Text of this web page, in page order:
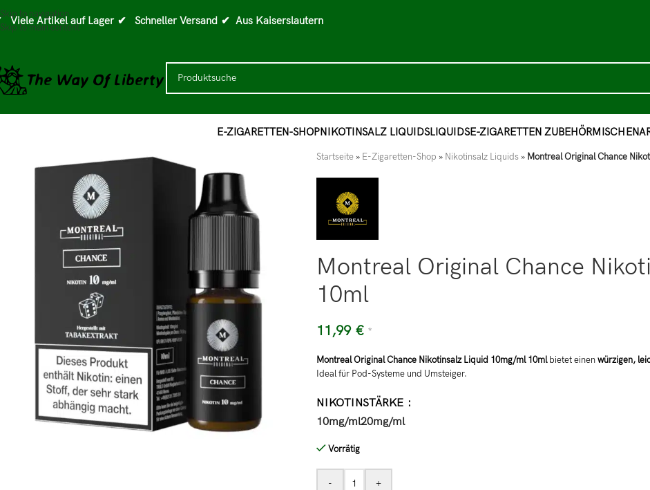
Skip to navigation
Skip to main content
Viele Artikel auf Lager ✔ Schneller Versand ✔ Aus Kaiserslautern
E-ZIGARETTEN-SHOPNIKOTINSALZ LIQUIDSLIQUIDSE-ZIGARETTEN ZUBEHÖRMISCHEN
Startseite » E-Zigaretten-Shop » Nikotinsalz Liquids » Montreal Original Chance
Montreal Original Chance
10ml
11,99 € *
Montreal Original Chance Nikotinsalz Liquid 10mg/ml 10mlbietet einenwürzigen,
Ideal für Pod-Systeme und Umsteiger.
NIKOTINSTÄRKE
10mg/ml20mg/ml
Vorrätig
- +